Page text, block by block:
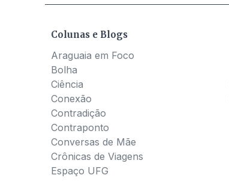
Colunas e Blogs
Araguaia em Foco
Bolha
Ciência
Conexão
Contradição
Contraponto
Conversas de Mãe
Crônicas de Viagens
Espaço UFG